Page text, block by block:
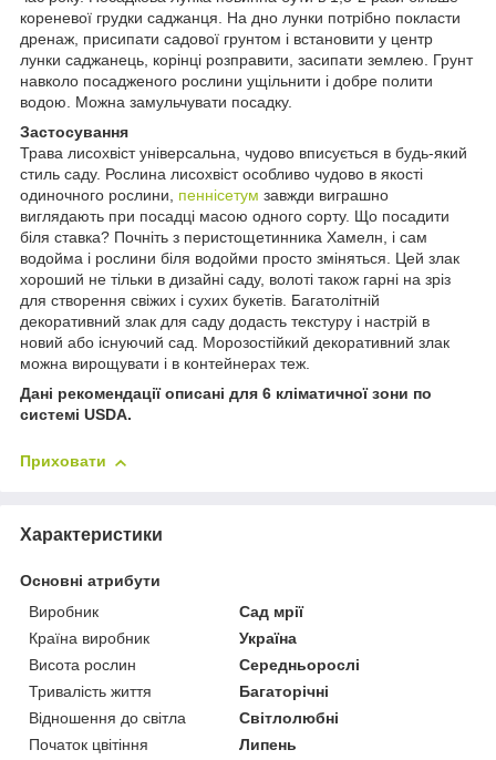
кореневої грудки саджанця. На дно лунки потрібно покласти
дренаж, присипати садової грунтом і встановити у центр
лунки саджанець, корінці розправити, засипати землею. Грунт
навколо посадженого рослини ущільнити і добре полити
водою. Можна замульчувати посадку.
Застосування
Трава лисохвіст універсальна, чудово вписується в будь-який
стиль саду. Рослина лисохвіст особливо чудово в якості
одиночного рослини, пеннісетум завжди виграшно
виглядають при посадці масою одного сорту. Що посадити
біля ставка? Почніть з перистощетинника Хамелн, і сам
водойма і рослини біля водойми просто зміняться. Цей злак
хороший не тільки в дизайні саду, волоті також гарні на зріз
для створення свіжих і сухих букетів. Багатолітній
декоративний злак для саду додасть текстуру і настрій в
новий або існуючий сад. Морозостійкий декоративний злак
можна вирощувати і в контейнерах теж.
Дані рекомендації описані для 6 кліматичної зони по
системі USDA.
Приховати
Характеристики
Основні атрибути
Виробник
Сад мрії
Країна виробник
Україна
Висота рослин
Середньорослі
Тривалість життя
Багаторічні
Відношення до світла
Світлолюбні
Початок цвітіння
Липень